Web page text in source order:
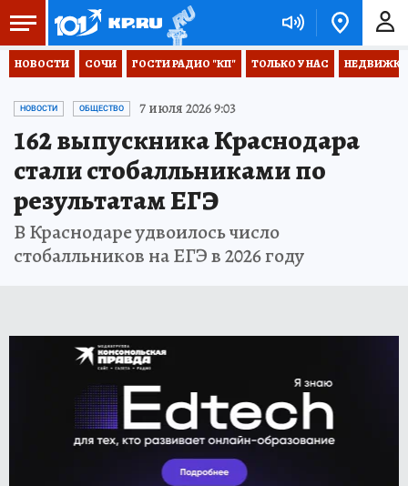
НОВОСТИ СОЧИ ГОСТИ РАДИО "КП" ТОЛЬКО У НАС НЕДВИЖКА
НОВОСТИ ОБЩЕСТВО 7 июля 2026 9:03
162 выпускника Краснодара
стали стобалльниками по
результатам ЕГЭ
В Краснодаре удвоилось число
стобалльников на ЕГЭ в 2026 году